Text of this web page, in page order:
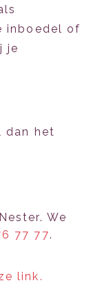
inboedel of
je
dan het
We
77 77.
link.